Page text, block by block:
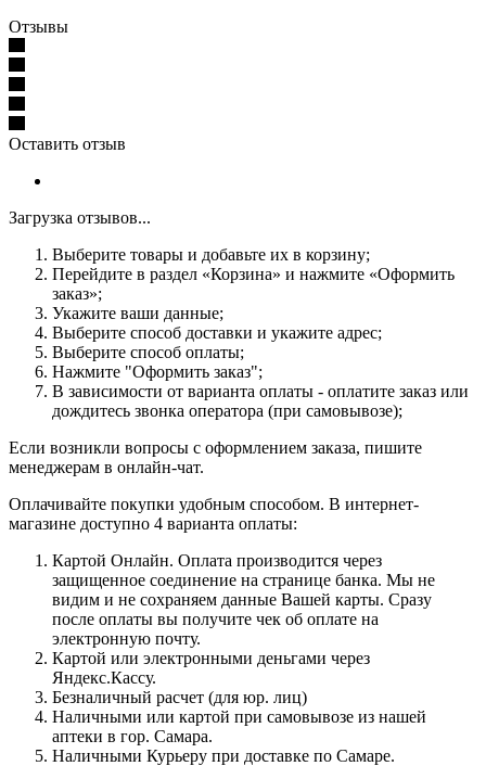
Отзывы
Оставить отзыв
Загрузка отзывов...
Выберите товары и добавьте их в корзину;
Перейдите в раздел «Корзина» и нажмите «Оформить
заказ»;
Укажите ваши данные;
Выберите способ доставки и укажите адрес;
Выберите способ оплаты;
Нажмите "Оформить заказ";
В зависимости от варианта оплаты - оплатите заказ или
дождитесь звонка оператора (при самовывозе);
Если возникли вопросы с оформлением заказа, пишите
менеджерам в онлайн-чат.
Оплачивайте покупки удобным способом. В интернет-
магазине доступно 4 варианта оплаты:
Картой Онлайн. Оплата производится через
защищенное соединение на странице банка. Мы не
видим и не сохраняем данные Вашей карты. Сразу
после оплаты вы получите чек об оплате на
электронную почту.
Картой или электронными деньгами через
Яндекс.Кассу.
Безналичный расчет (для юр. лиц)
Наличными или картой при самовывозе из нашей
аптеки в гор. Самара.
Наличными Курьеру при доставке по Самаре.